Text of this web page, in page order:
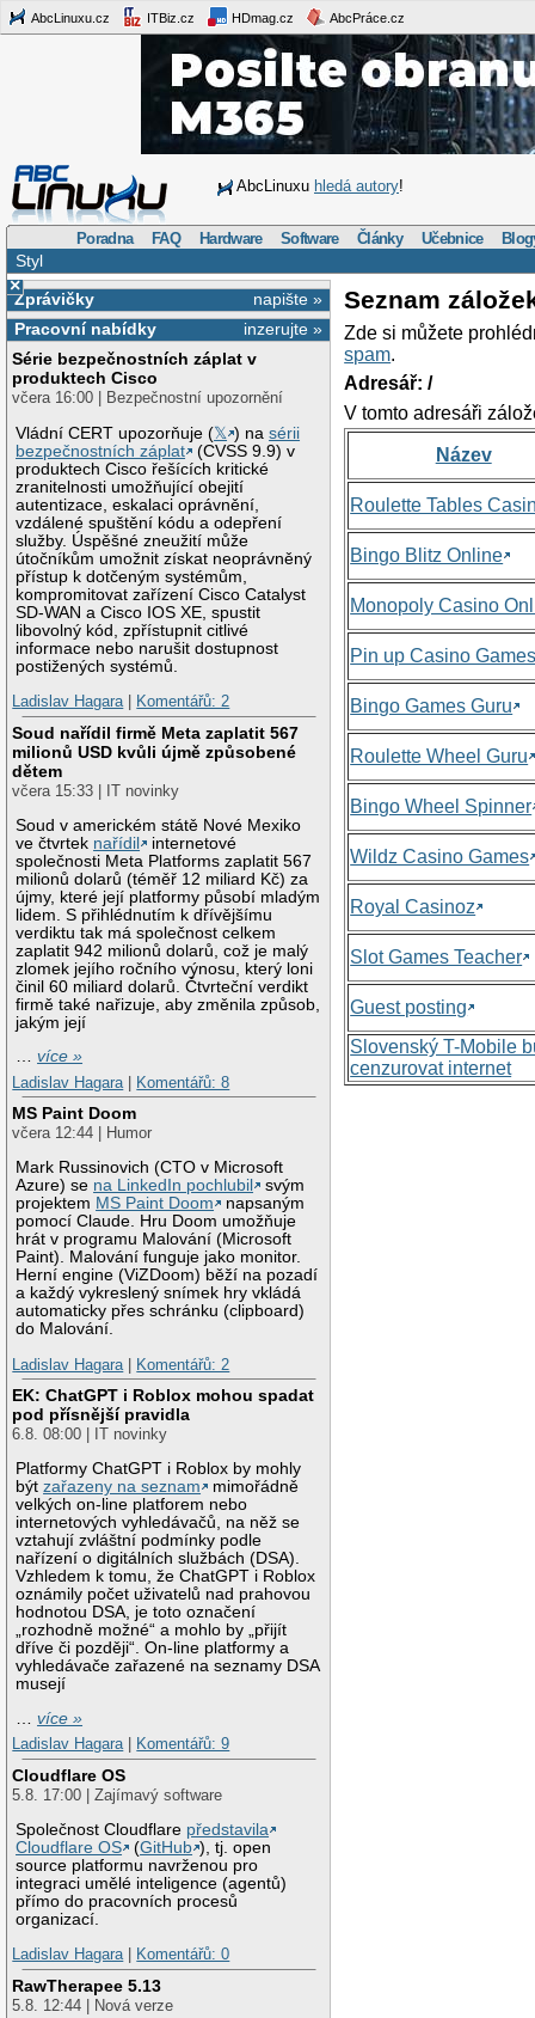
AbcLinuxu.cz ITBiz.cz HDmag.cz AbcPráce.cz
AbcLinuxu hledá autory!
Poradna FAQ Hardware Software Články Učebnice
Styl
×
napište »
Zprávičky
inzerujte »
Pracovní nabídky
Série bezpečnostních záplat v
produktech Cisco
včera 16:00 | Bezpečnostní upozornění
Vládní CERT upozorňuje (𝕏 ) nasérii
bezpečnostních záplat
(CVSS 9.9) v
produktech Cisco řešících kritické
zranitelnosti umožňující obejití
autentizace, eskalaci oprávnění,
vzdálené spuštění kódu a odepření
služby. Úspěšné zneužití může
útočníkům umožnit získat neoprávněný
přístup k dotčeným systémům,
kompromitovat zařízení Cisco Catalyst
SD-WAN a Cisco IOS XE, spustit
libovolný kód, zpřístupnit citlivé
informace nebo narušit dostupnost
postižených systémů.
Ladislav Hagara| Komentářů: 2
Soud nařídil firmě Meta zaplatit 567
milionů USD kvůli újmě způsobené
dětem
včera 15:33 | IT novinky
Soud v americkém státě Nové Mexiko
ve čtvrtek nařídil
internetové
společnosti Meta Platforms zaplatit 567
milionů dolarů (téměř 12 miliard Kč) za
újmy, které její platformy působí mladým
lidem. S přihlédnutím k dřívějšímu
verdiktu tak má společnost celkem
zaplatit 942 milionů dolarů, což je malý
zlomek jejího ročního výnosu, který loni
činil 60 miliard dolarů. Čtvrteční verdikt
firmě také nařizuje, aby změnila způsob,
jakým její
…více »
Ladislav Hagara
Komentářů: 8
MS Paint Doom
včera 12:44 | Humor
Mark Russinovich (CTO v Microsoft
Azure) se na LinkedIn pochlubil
svým
projektem MS Paint Doom
napsaným
pomocí Claude. Hru Doom umožňuje
hrát v programu Malování (Microsoft
Paint). Malování funguje jako monitor.
Herní engine (ViZDoom) běží na pozadí
a každý vykreslený snímek hry vkládá
automaticky přes schránku (clipboard)
do Malování.
Ladislav Hagara
Komentářů: 2
EK: ChatGPT i Roblox mohou spadat
pod přísnější pravidla
6.8. 08:00 | IT novinky
Platformy ChatGPT i Roblox by mohly
býtzařazeny na seznam
mimořádně
velkých on-line platforem nebo
internetových vyhledávačů, na něž se
vztahují zvláštní podmínky podle
nařízení o digitálních službách (DSA).
Vzhledem k tomu, že ChatGPT i Roblox
oznámily počet uživatelů nad prahovou
hodnotou DSA, je toto označení
„rozhodně možné“ a mohlo by „přijít
dříve či později“. On-line platformy a
vyhledávače zařazené na seznamy DSA
musejí
…více »
Ladislav Hagara| Komentářů: 9
Cloudflare OS
5.8. 17:00 | Zajímavý software
Společnost Cloudflare představila
Cloudflare OS
(GitHub ), tj. open
source platformu navrženou pro
integraci umělé inteligence (agentů)
přímo do pracovních procesů
organizací.
Ladislav Hagara| Komentářů: 0
RawTherapee 5.13
5.8. 12:44 | Nová verze
Seznam
Zde si můžete
spam.
Adresář: /
V tomto adresáři
Název
Roulette Tables
Bingo Blitz Online
Monopoly Casino
Pin up Casino
Bingo Games Guru
Roulette Wheel Guru
Bingo Wheel Spinner
Wildz Casino Games
Royal Casinoz
Slot Games Teacher
Guest posting
Slovenský T-Mobile
cenzurovat internet